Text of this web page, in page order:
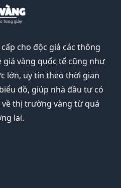
cho độc giả các thông
giá vàng quốc tế cũng như
lớn, uy tín theo thời gian
đồ, giúp nhà đầu tư có
thị trường vàng từ quá
lai.